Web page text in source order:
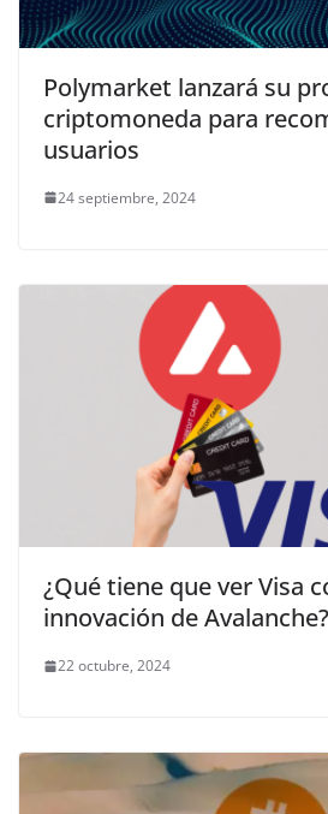
Polymarket lanzará su
criptomoneda para
usuarios
24 septiembre, 2024
¿Qué tiene que ver Visa
innovación de Avalanche?
22 octubre, 2024